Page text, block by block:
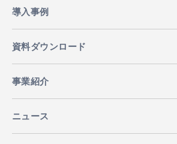
導入事例
資料ダウンロード
事業紹介
ニュース